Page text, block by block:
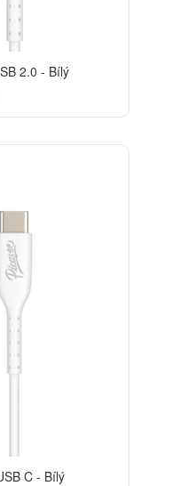
2.0 - Bílý
C - Bílý